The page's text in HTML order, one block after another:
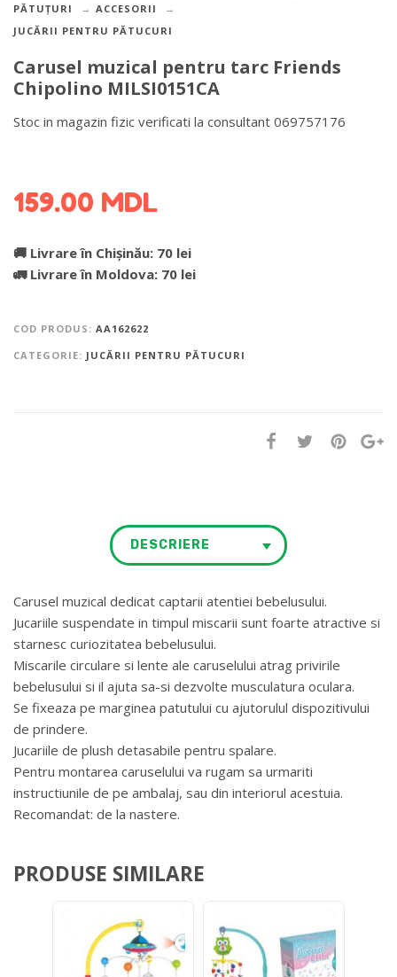
PĂTUȚURI
ACCESORII
JUCĂRII PENTRU PĂTUCURI
Carusel muzical pentru tarc Friends
Chipolino MILSI0151CA
Stoc in magazin fizic verificati la consultant 069757176
159.00 MDL
🚚 Livrare în Chișinău: 70 lei
🚛 Livrare în Moldova: 70 lei
COD PRODUS: AA162622
CATEGORIE: JUCĂRII PENTRU PĂTUCURI
DESCRIERE
Carusel muzical dedicat captarii atentiei bebelusului.
Jucariile suspendate in timpul miscarii sunt foarte atractive si
starnesc curiozitatea bebelusului.
Miscarile circulare si lente ale caruselului atrag privirile
bebelusului si il ajuta sa-si dezvolte musculatura oculara.
Se fixeaza pe marginea patutului cu ajutorulul dispozitivului
de prindere.
Jucariile de plush detasabile pentru spalare.
Pentru montarea caruselului va rugam sa urmariti
instructiunile de pe ambalaj, sau din interiorul acestuia.
Recomandat: de la nastere.
PRODUSE SIMILARE